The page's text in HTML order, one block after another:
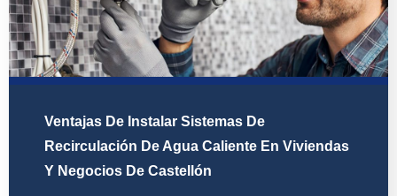
Ventajas De Instalar Sistemas De
Recirculación De Agua Caliente En Viviendas
Y Negocios De Castellón